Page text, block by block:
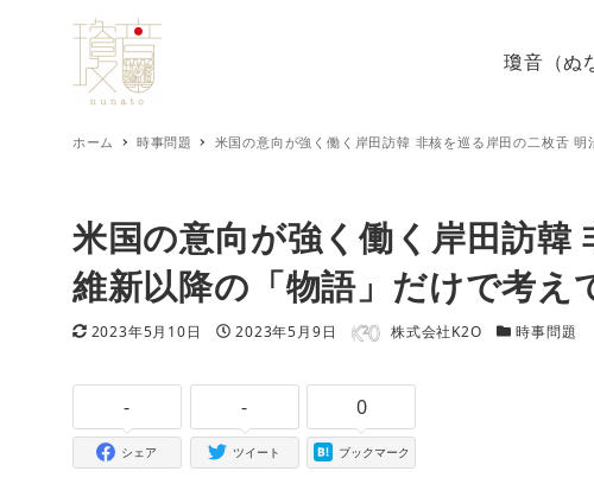
瓊音（ぬ
ホーム 時事問題 米国の意向が強く働く岸田訪韓 非核を巡る岸田の二枚舌
米国の意向が強く働く岸田訪韓
維新以降の「物語」だけで考え
更新日
2023年5月10日 投稿日
2023年5月9日 著者 株式会社K2O カテゴリー
時事問題
-
シェア
-
ツイート
0
ブックマーク